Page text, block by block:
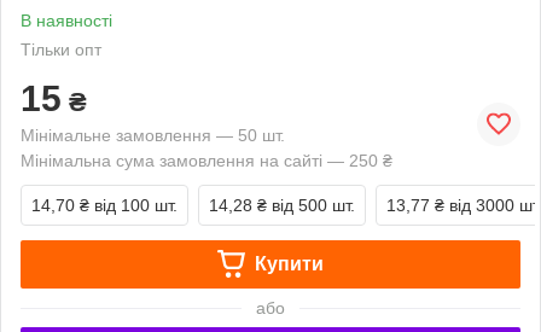
В наявності
Тільки опт
15 ₴
Мінімальне замовлення — 50 шт.
Мінімальна сума замовлення на сайті — 250 ₴
14,70 ₴ від 100 шт. 14,28 ₴ від 500 шт. 13,77 ₴ від 3000 шт.
Купити
або